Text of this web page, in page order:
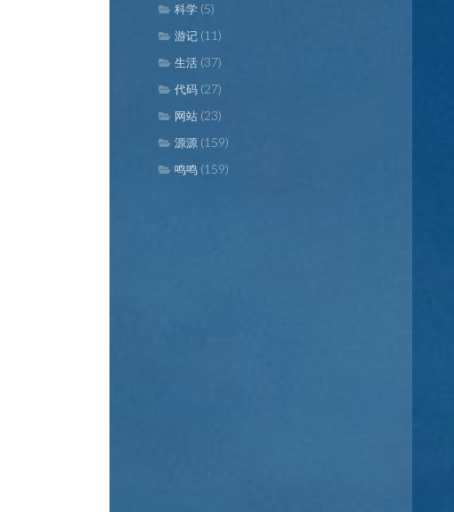
科学(5)
游记(11)
生活(37)
代码(27)
网站(23)
源源(159)
鸣鸣(159)